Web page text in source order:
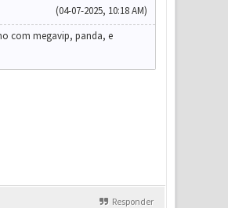
(04-07-2025, 10:18 AM)
com megavip, panda, e
Responder